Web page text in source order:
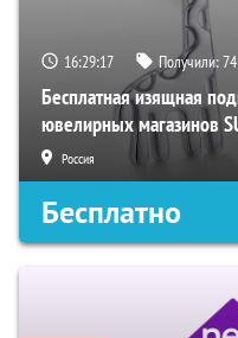
16:29:16 Получили:74
Бесплатная изящная
ювелирных магазинов
Россия
Бесплатно